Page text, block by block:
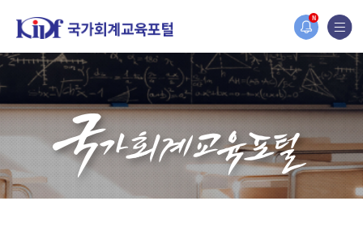
N
홈페이지가 새롭게 개편되었습니다.
한국조세재정연구원홈페이지가 새롭게 개설되었습니다.